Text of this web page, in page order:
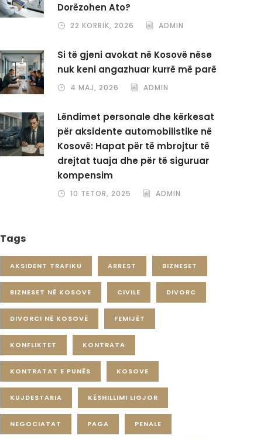
Dorëzohen Ato?
22 KORRIK, 2026 ADMIN
Si të gjeni avokat në Kosovë nëse
nuk keni angazhuar kurrë më parë
4 MAJ, 2026 ADMIN
Lëndimet personale dhe kërkesat
për aksidente automobilistike në
Kosovë: Hapat për të mbrojtur të
drejtat tuaja dhe për të siguruar
kompensim
10 TETOR, 2025 ADMIN
Tags
AKSIDENT TRAFIKU ARREST BIZNESET
BIZNESET NË KOSOVE CIVILE DIVORC
DIVORCI NË KOSOVË FEMIJËT
KONFLIKTET KONTRATA
KONTRATAT E PUNËS KOSOVE
KUJDESTARIA KËSHILLIMI LIGJOR
NEGOCIATAT PAGA PENALE